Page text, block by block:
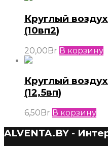
Круглый
(10вп2)
20,00Br В корзину
Круглый
(12,5вп)
6,50Br В корзину
ALVENTA.BY -